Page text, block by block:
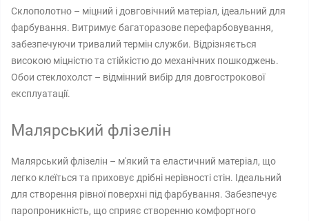
Склополотно – міцний і довговічний матеріал, ідеальний для
фарбування. Витримує багаторазове перефарбовування,
забезпечуючи тривалий термін служби. Відрізняється
високою міцністю та стійкістю до механічних пошкоджень.
Обои стеклохолст – відмінний вибір для довгострокової
експлуатації.
Малярський флізелін
Малярський флізелін – м'який та еластичний матеріал, що
легко клеїться та приховує дрібні нерівності стін. Ідеальний
для створення рівної поверхні під фарбування. Забезпечує
паропроникність, що сприяє створенню комфортного